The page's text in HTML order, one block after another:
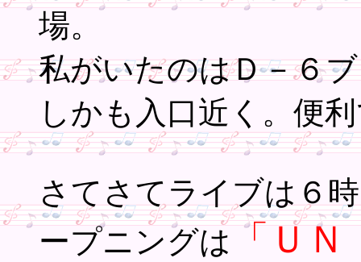
場。
私がいたのはＤ－６
しかも入口近く。便
さてさてライブは６
ープニングは「ＵＮ